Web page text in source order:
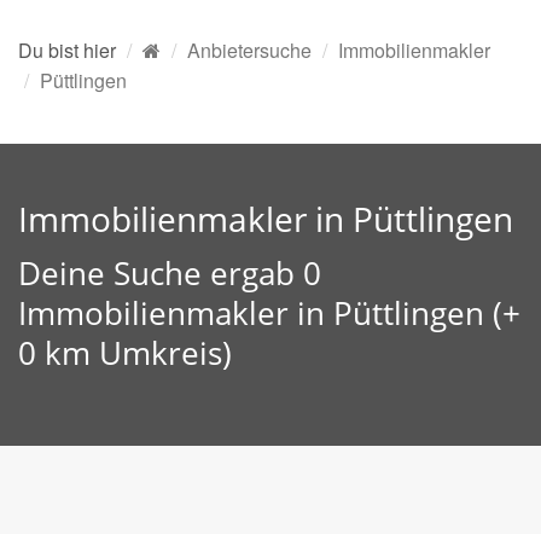
Du bist hier Anbietersuche
Immobilienmakler
Püttlingen
Immobilienmakler in Püttlingen
Deine Suche ergab 0
Immobilienmakler in Püttlingen (+
0 km Umkreis)